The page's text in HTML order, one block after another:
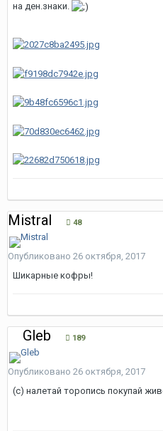
на ден.знаки.
Mistral 48
Опубликовано 26 октября, 2017
Шикарные кофры!
Gleb 189
Опубликовано 26 октября, 2017
(с) налетай торопись покупай